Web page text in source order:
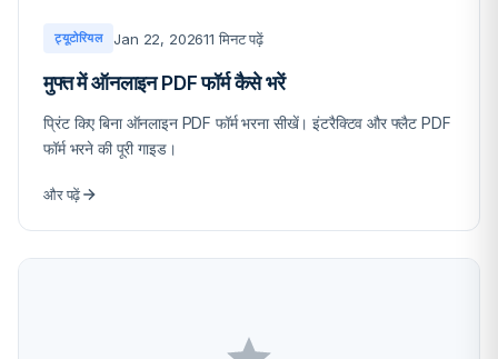
ट्यूटोरियल Jan 22, 202611 मिनट पढ़ें
मुफ्त में ऑनलाइन PDF फॉर्म कैसे भरें
प्रिंट किए बिना ऑनलाइन PDF फॉर्म भरना सीखें। इंटरैक्टिव और फ्लैट PDF
फॉर्म भरने की पूरी गाइड।
और पढ़ें